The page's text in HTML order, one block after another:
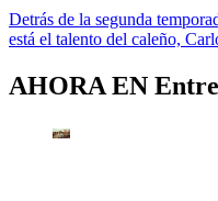
Detrás de la segunda
está el talento del caleño,
AHORA EN